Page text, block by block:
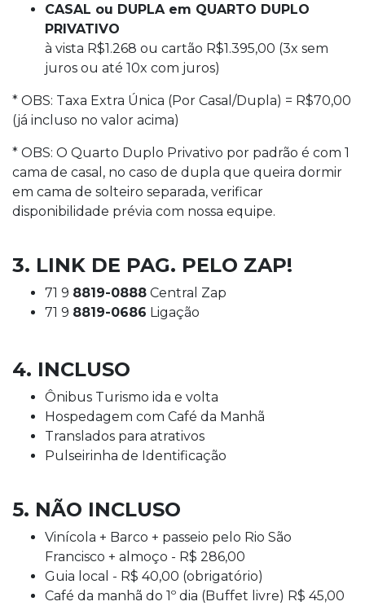
CASAL ou DUPLA em QUARTO DUPLO
PRIVATIVO
à vista R$1.268 ou cartão R$1.395,00 (3x sem
juros ou até 10x com juros)
* OBS: Taxa Extra Única (Por Casal/Dupla) = R$70,00
(já incluso no valor acima)
* OBS: O Quarto Duplo Privativo por padrão é com 1
cama de casal, no caso de dupla que queira dormir
em cama de solteiro separada, verificar
disponibilidade prévia com nossa equipe.
3. LINK DE PAG. PELO ZAP!
71 9 8819-0888 Central Zap
71 9 8819-0686 Ligação
4. INCLUSO
Ônibus Turismo ida e volta
Hospedagem com Café da Manhã
Translados para atrativos
Pulseirinha de Identificação
5. NÃO INCLUSO
Vinícola + Barco + passeio pelo Rio São
Francisco + almoço - R$ 286,00
Guia local - R$ 40,00 (obrigatório)
Café da manhã do 1º dia (Buffet livre) R$ 45,00